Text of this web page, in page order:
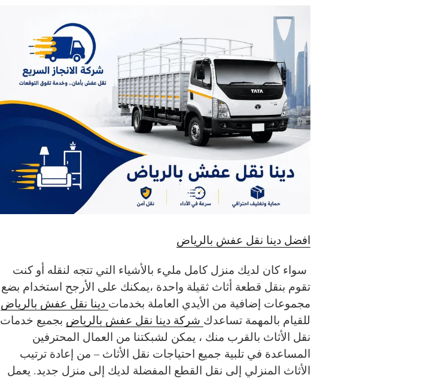
افضل دينا نقل عفش بالرياض
سواء كان لديك منزل كامل مليء بالأشياء التي تتجه لنقله أو كنت
تقوم بنقل قطعة أثاث ثقيلة واحدة ،يمكنك على الأرجح استخدام بضع
مجموعات إضافية من الأيدي العاملة بخدمات دينا نقل عفش بالرياض
للقيام بالمهمة تساعدك شركة دينا نقل عفش بالرياض بجميع خدمات
نقل الأثاث بالقرب منك ، يمكن لشبكتنا من العمال المحترفين
المساعدة في تلبية جميع احتياجات نقل الأثاث – من إعادة ترتيب
الأثاث المنزلي إلى نقل القطع المفضلة لديك إلى منزل جديد. يعمل